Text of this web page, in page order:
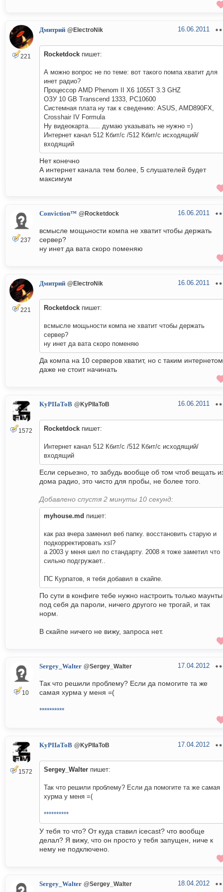
221
Дмитрий @ElectroNik 16.06.2011
Rocketdock пишет:
А можно вопрос не по теме: вот такого помпа хватит для
инет радио?
Процессор AMD Phenom II Х6 1055Т 3.3 GHZ
ОЗУ 10 GB Transcend 1333, PC10600
Системная плата ну так к сведению: ASUS, AMD890FX,
Crosshair IV Formula
Ну видеокарта...... думаю указывать не нужно =)
Интернет канал 512 Кбит/с /512 Кбит/с исходящий/
входящий
Нет конечно
А интернет канала тем более, 5 слушателей будет
максимум
237
Conviction™ @Rocketdock 16.06.2011
всмысле мощьности компа не хватит чтобы держать
сервер?
ну инет да вата скоро поменяю
221
Дмитрий @ElectroNik 16.06.2011
Rocketdock пишет:
всмысле мощьности компа не хватит чтобы держать
сервер?
ну инет да вата скоро поменяю
Да компа на 10 серверов хватит, но с таким интернетом
даже не стоит начинать
1572
KyPIIaToB @KyPIIaToB 16.06.2011
Rocketdock пишет:
Интернет канал 512 Кбит/с /512 Кбит/с исходящий/
входящий
Если серьезно, то забудь вообще об том чтоб вещать
дома радио, это чисто для пробы, не более того.
Добавлено спустя 2 минуты 10 секунд:
myhouse.md пишет:
как раз вчера заменил веб папку. восстановить старую и
подкорректировать xsl?
а 2003 у меня шел по стандарту. 2008 я тоже заметил что
сильно подгружает..
ПС Курпатов, я тебя добавил в скайпе.
По сути в конфиге тебе нужно настроить только маунты
под себя да пароли, ничего другого не трогай, и так
норм.
В скайпе ничего не вижу, запроса нет.
10
Sergey_Walter @Sergey_Walter 17.04.2012
Так что решили проблему? Если да помогите та же
самая хурма у меня =(
**********
1572
KyPIIaToB @KyPIIaToB 17.04.2012
Sergey_Walter пишет:
Так что решили проблему? Если да помогите та же самая
хурма у меня =(
**********
У тебя то что? От куда ставил icecast? что вообще
делал? Я вижу, что он просто у тебя запущен, ниче к
нему не подключено.
Sergey_Walter @Sergey_Walter 18.04.2012